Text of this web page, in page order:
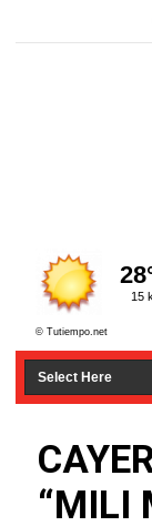
“MILI